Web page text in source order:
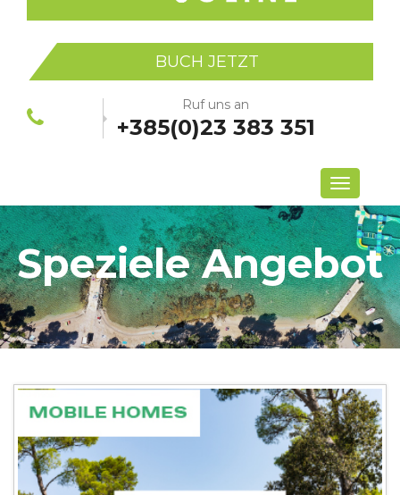
BUCH JETZT
Ruf uns an
+385(0)23 383 351
Menü
Speziele Angebot